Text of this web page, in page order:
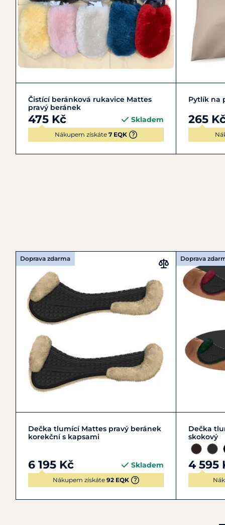
Zobrazit detail
Čistící beránková rukavice Mattes
pravý beránek
475 Kč Skladem
Nákupem získáte 7 EQK
Pytlík na
265
Doprava zdarma
Cob Full Pony
Dečka tlumící Mattes pravý beránek
korekční s kapsami
6 195 Kč Skladem
Nákupem získáte 92 EQK
Doprava
Dečka
skokový
4 595